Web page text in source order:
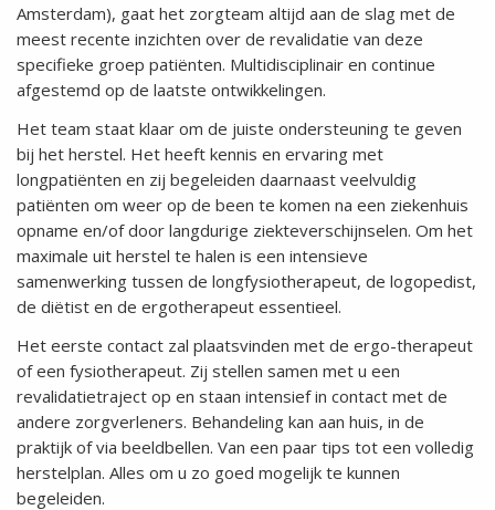
Amsterdam), gaat het zorgteam altijd aan de slag met de
meest recente inzichten over de revalidatie van deze
specifieke groep patiënten. Multidisciplinair en continue
afgestemd op de laatste ontwikkelingen.
Het team staat klaar om de juiste ondersteuning te geven
bij het herstel. Het heeft kennis en ervaring met
longpatiënten en zij begeleiden daarnaast veelvuldig
patiënten om weer op de been te komen na een ziekenhuis
opname en/of door langdurige ziekteverschijnselen. Om het
maximale uit herstel te halen is een intensieve
samenwerking tussen de longfysiotherapeut, de logopedist,
de diëtist en de ergotherapeut essentieel.
Het eerste contact zal plaatsvinden met de ergo-therapeut
of een fysiotherapeut. Zij stellen samen met u een
revalidatietraject op en staan intensief in contact met de
andere zorgverleners. Behandeling kan aan huis, in de
praktijk of via beeldbellen. Van een paar tips tot een volledig
herstelplan. Alles om u zo goed mogelijk te kunnen
begeleiden.